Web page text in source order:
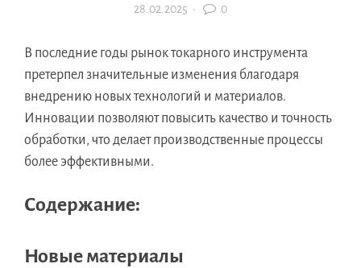
28.02.2025 · 0
В последние годы рынок токарного инструмента
претерпел значительные изменения благодаря
внедрению новых технологий и материалов.
Инновации позволяют повысить качество и точность
обработки, что делает производственные процессы
более эффективными.
Содержание:
Новые материалы